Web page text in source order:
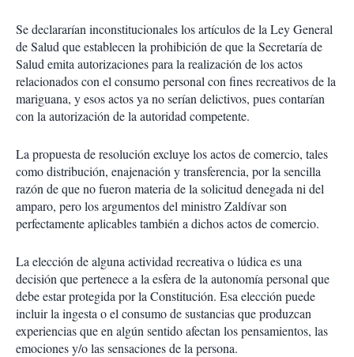
Se declararían inconstitucionales los artículos de la Ley General
de Salud que establecen la prohibición de que la Secretaría de
Salud emita autorizaciones para la realización de los actos
relacionados con el consumo personal con fines recreativos de la
mariguana, y esos actos ya no serían delictivos, pues contarían
con la autorización de la autoridad competente.
La propuesta de resolución excluye los actos de comercio, tales
como distribución, enajenación y transferencia, por la sencilla
razón de que no fueron materia de la solicitud denegada ni del
amparo, pero los argumentos del ministro Zaldívar son
perfectamente aplicables también a dichos actos de comercio.
La elección de alguna actividad recreativa o lúdica es una
decisión que pertenece a la esfera de la autonomía personal que
debe estar protegida por la Constitución. Esa elección puede
incluir la ingesta o el consumo de sustancias que produzcan
experiencias que en algún sentido afectan los pensamientos, las
emociones y/o las sensaciones de la persona.